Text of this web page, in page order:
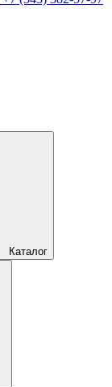
Каталог